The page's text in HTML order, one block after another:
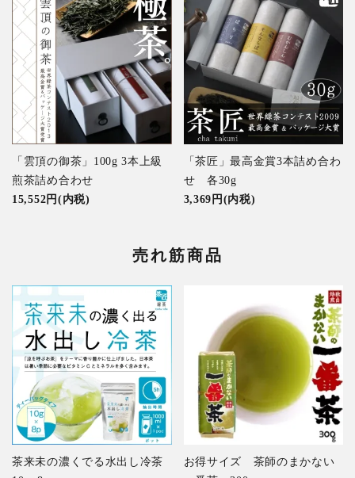
「雲頂の御茶」100g 3本上級
煎茶詰め合わせ
15,552円(内税)
「茶匠」最高金賞3本詰め合わ
せ 各30g
3,369円(内税)
売れ筋商品
茶来未の濃くでる水出し冷茶
お得サイズ 茶師のまかない